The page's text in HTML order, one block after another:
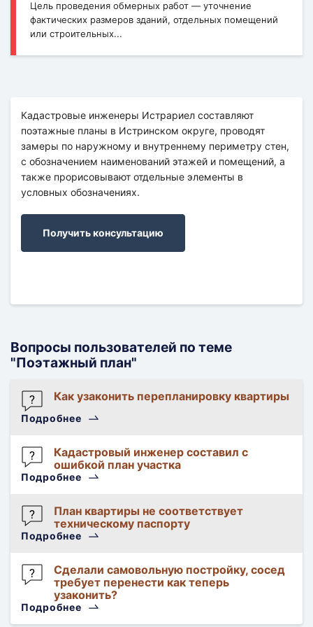
Цель проведения обмерных работ — уточнение
фактических размеров зданий, отдельных помещений
или строительных...
Кадастровые инженеры Истрариел составляют
поэтажные планы в Истринском округе, проводят
замеры по наружному и внутреннему периметру стен,
с обозначением наименований этажей и помещений, а
также прорисовывают отдельные элементы в
условных обозначениях.
Получить консультацию
Вопросы пользователей по теме
"Поэтажный план"
Как узаконить перепланировку квартиры
411174
Регистрация
права
Подробнее
Кадастровый инженер составил с
ошибкой план участка
Гость
Кадастровые
инженеры
Подробнее
План квартиры не соответствует
техническому паспорту
Гость
Кадастровые
инженеры
Подробнее
Сделали самовольную постройку, сосед
требует перенести как теперь
узаконить?
Аноним
Подробнее